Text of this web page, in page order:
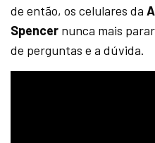
de então, os celulares da
Spencer nunca mais
de perguntas e a dúvida.